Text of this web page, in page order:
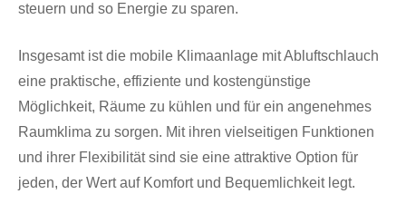
steuern und so Energie zu sparen.
Insgesamt ist die mobile Klimaanlage mit Abluftschlauch
eine praktische, effiziente und kostengünstige
Möglichkeit, Räume zu kühlen und für ein angenehmes
Raumklima zu sorgen. Mit ihren vielseitigen Funktionen
und ihrer Flexibilität sind sie eine attraktive Option für
jeden, der Wert auf Komfort und Bequemlichkeit legt.